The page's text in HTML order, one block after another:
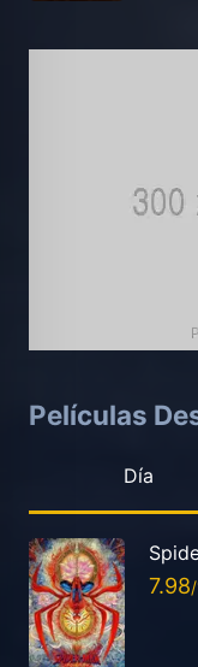
Películas
Día
7.98